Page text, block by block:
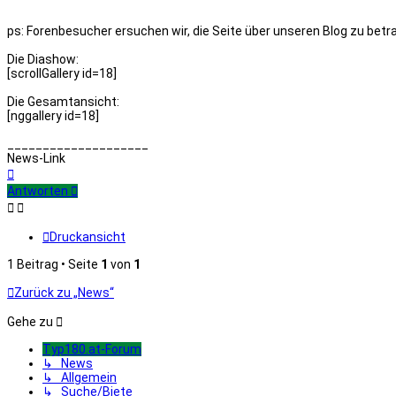
ps: Forenbesucher ersuchen wir, die Seite über unseren Blog zu
Die Diashow:
[scrollGallery id=18]
Die Gesamtansicht:
[nggallery id=18]
News-Link
oben
Antworten
Druckansicht
1 Beitrag • Seite 1 von 1
Zurück zu „News“
Gehe zu
Typ180.at-Forum
↳ News
↳ Allgemein
↳ Suche/Biete